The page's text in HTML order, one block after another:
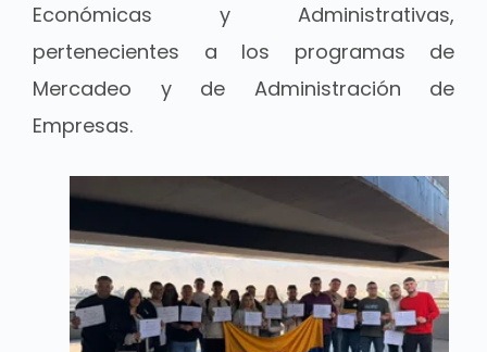
Económicas y Administrativas,
pertenecientes a los programas de
Mercadeo y de Administración de
Empresas.